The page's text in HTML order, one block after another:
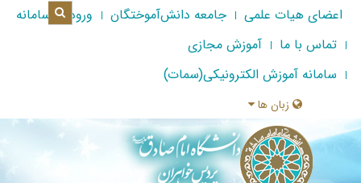
اعضای هیات علمی جامعه دانش‌آموختگان
ورود به سامانه
تماس با ما
آموزش مجازی
سامانه آموزش الکترونیکی(سمات)
زبان ها